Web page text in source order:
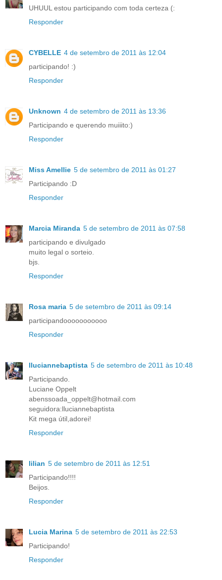
UHUUL estou participando com toda certeza (:
Responder
CYBELLE 4 de setembro de 2011 às 12:04
participando! :)
Responder
Unknown 4 de setembro de 2011 às 13:36
Participando e querendo muiiito:)
Responder
Miss Amellie 5 de setembro de 2011 às 01:27
Participando :D
Responder
Marcia Miranda 5 de setembro de 2011 às 07:58
participando e divulgado
muito legal o sorteio.
bjs.
Responder
Rosa maria 5 de setembro de 2011 às 09:14
participandooooooooooo
Responder
lluciannebaptista 5 de setembro de 2011 às 10:48
Participando.
Luciane Oppelt
abenssoada_oppelt@hotmail.com
seguidora:lluciannebaptista
Kit mega útil,adorei!
Responder
lilian 5 de setembro de 2011 às 12:51
Participando!!!!
Beijos.
Responder
Lucia Marina 5 de setembro de 2011 às 22:53
Participando!
Responder